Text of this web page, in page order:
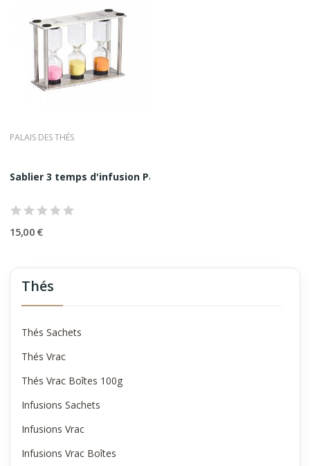
Thés
Thés Sachets
Thés Vrac
Thés Vrac Boîtes 100g
Infusions Sachets
Infusions Vrac
Infusions Vrac Boîtes
PALAIS DES THÉS
Sablier 3 temps d'infusion Palais Des Thés |...
15,00 €